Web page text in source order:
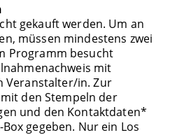
gekauft werden. Um an
müssen mindestens zwei
Programm besucht
mit
Veranstalter/in. Zur
den Stempeln der
und den Kontaktdaten*
gegeben. Nur ein Los